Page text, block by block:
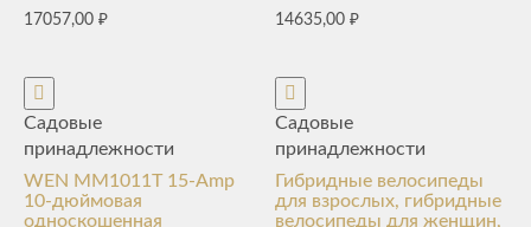
17057,00 ₽
Садовые
принадлежности
WEN MM1011T 15-Amp
10-дюймовая
односкошенная
14635,00₽
Садовые
принадлежности
Гибридные велосипеды
для взрослых, гибридные
велосипеды для женщин,